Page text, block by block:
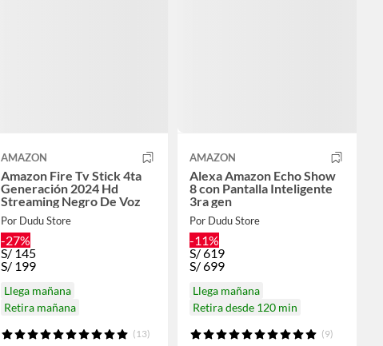
AMAZON
Amazon Fire Tv Stick 4ta
Generación 2024 Hd
Streaming Negro De Voz
Por Dudu Store
-27%
S/145
S/ 199
Llega mañana
Retira mañana
(13)
AMAZON
Alexa Amazon Echo Show
8 con Pantalla Inteligente
3ra gen
Por Dudu Store
-11%
S/619
S/699
Llega mañana
Retira desde 120 min
(9)